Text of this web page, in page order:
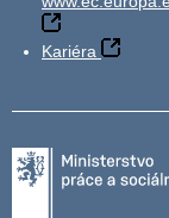
Kariéra